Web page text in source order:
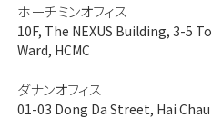
ホーチミンオフィス
10F, The NEXUS Building, 3-5
Ward, HCMC
ダナンオフィス
01-03 Dong Da Street, Hai